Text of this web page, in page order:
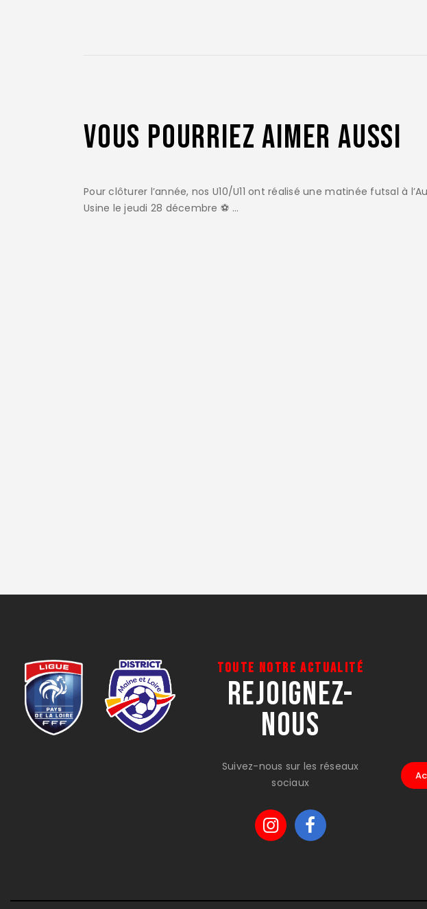
Vous pourriez aimer aussi
Pour clôturer l’année, nos U10/U11 ont réalisé une matinée futsal à
Usine le jeudi 28 décembre ⚽️ …
Toute notre actualité
Rejoignez-
Nous
Suivez-nous sur les réseaux
sociaux